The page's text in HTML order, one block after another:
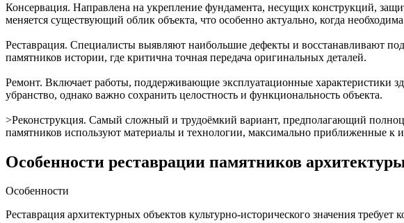
Консервация. Направлена на укрепление фундамента, несущих конструкций,
меняется существующий облик объекта, что особенно актуально, когда
Реставрация. Специалисты выявляют наибольшие дефекты и восстанавливают
памятников истории, где критична точная передача оригинальных деталей.
Ремонт. Включает работы, поддерживающие эксплуатационные характеристики
убранство, однако важно сохранить целостность и функциональность объекта.
>Реконструкция. Самый сложный и трудоёмкий вариант, предполагающий
памятников используют материалы и технологии, максимально приближенные к
Особенности реставрации памятников
Особенности
Реставрация архитектурных объектов культурно-исторического значения